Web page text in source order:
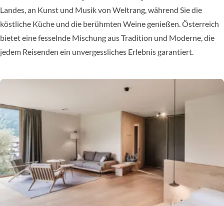
Landes, an Kunst und Musik von Weltrang, während Sie die
köstliche Küche und die berühmten Weine genießen. Österreich
bietet eine fesselnde Mischung aus Tradition und Moderne, die
jedem Reisenden ein unvergessliches Erlebnis garantiert.